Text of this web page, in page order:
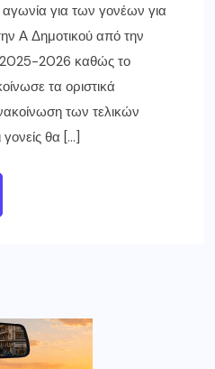
για των γονέων για
Α Δημοτικού από την
2025-2026 καθώς το
τα οριστικά
των τελικών
θα […]